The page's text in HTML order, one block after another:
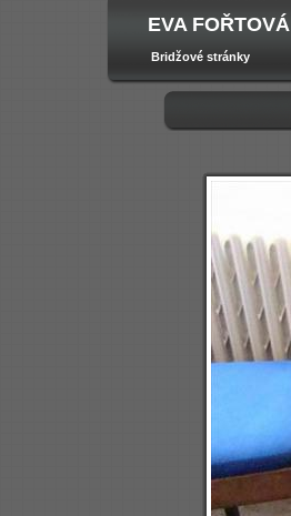
EVA FOŘTOVÁ
Bridžové stránky